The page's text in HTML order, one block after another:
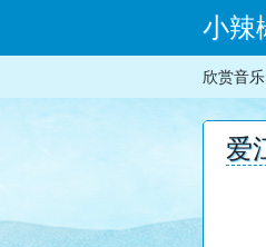
小辣
欣赏音
爱